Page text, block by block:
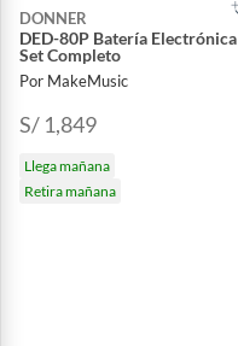
DONNER
DED-80P Batería Electrónica
Set Completo
Por MakeMusic
S/ 1,849
Llega mañana
Retira mañana